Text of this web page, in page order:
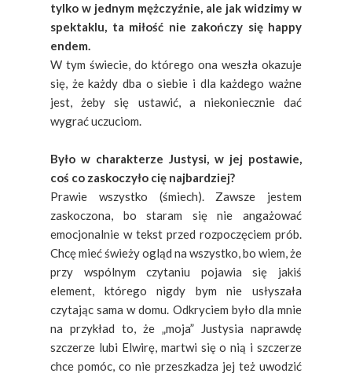
tylko w jednym mężczyźnie, ale jak widzimy w
spektaklu, ta miłość nie zakończy się happy
endem.
W tym świecie, do którego ona weszła okazuje
się, że każdy dba o siebie i dla każdego ważne
jest, żeby się ustawić, a niekoniecznie dać
wygrać uczuciom.
Było w charakterze Justysi, w jej postawie,
coś co zaskoczyło cię najbardziej?
Prawie wszystko (śmiech). Zawsze jestem
zaskoczona, bo staram się nie angażować
emocjonalnie w tekst przed rozpoczęciem prób.
Chcę mieć świeży ogląd na wszystko, bo wiem, że
przy wspólnym czytaniu pojawia się jakiś
element, którego nigdy bym nie usłyszała
czytając sama w domu. Odkryciem było dla mnie
na przykład to, że „moja” Justysia naprawdę
szczerze lubi Elwirę, martwi się o nią i szczerze
chce pomóc, co nie przeszkadza jej też uwodzić